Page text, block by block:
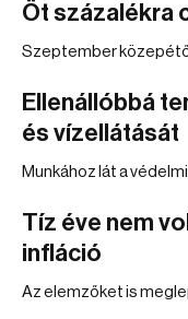
Öt százalékra
Szeptember
Ellenállóbbá
és vízellátását
Munkához lát a
Tíz éve nem
infláció
Az elemzőket is